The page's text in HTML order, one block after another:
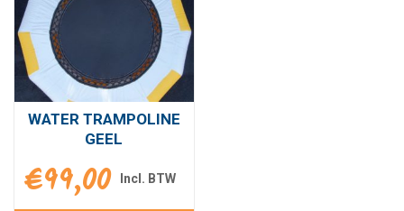
WATER TRAMPOLINE
GEEL
€99,00